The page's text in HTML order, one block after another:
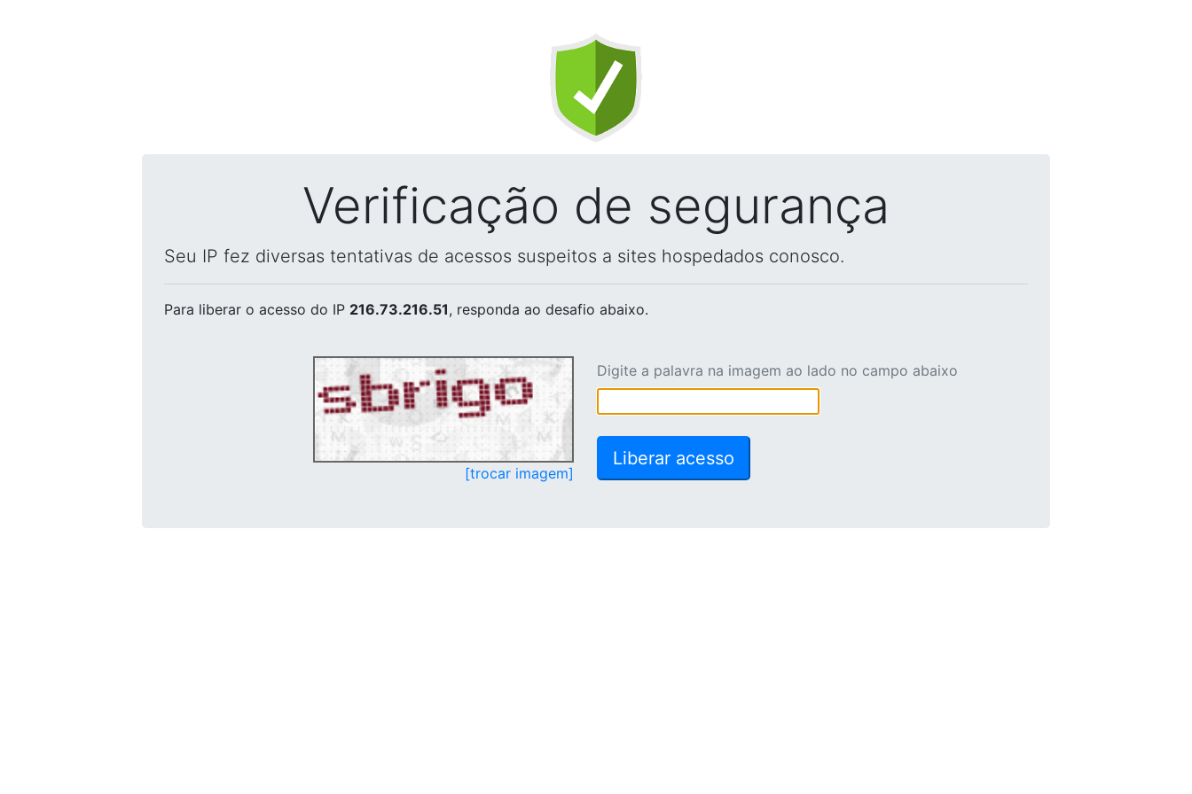
Verificação de segurança
Seu IP fez diversas tentativas de acessos suspeitos a sites hospedados conosco.
Para liberar o acesso do IP 216.73.216.51, responda ao desafio abaixo.
[trocar imagem]
Digite a palavra na imagem ao lado no campo abaixo